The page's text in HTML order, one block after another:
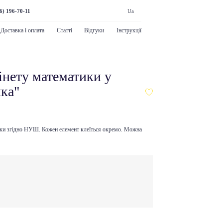
196-70-11 Ua
Доставка і оплата Статті Відгуки Інструкції
математики у
згідно НУШ. Кожен елемент клеїться окремо. Можна